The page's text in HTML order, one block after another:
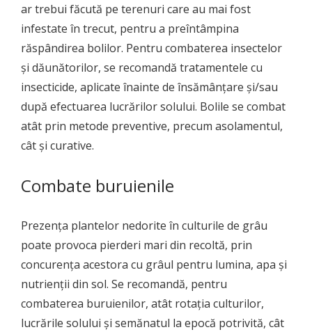
ar trebui făcută pe terenuri care au mai fost
infestate în trecut, pentru a preîntâmpina
răspândirea bolilor. Pentru combaterea insectelor
și dăunătorilor, se recomandă tratamentele cu
insecticide, aplicate înainte de însămânțare și/sau
după efectuarea lucrărilor solului. Bolile se combat
atât prin metode preventive, precum asolamentul,
cât și curative.
Combate buruienile
Prezența plantelor nedorite în culturile de grâu
poate provoca pierderi mari din recoltă, prin
concurența acestora cu grâul pentru lumina, apa și
nutrienții din sol. Se recomandă, pentru
combaterea buruienilor, atât rotația culturilor,
lucrările solului și semănatul la epocă potrivită, cât